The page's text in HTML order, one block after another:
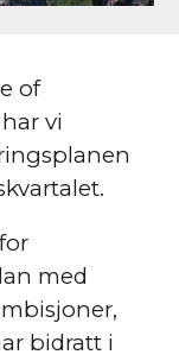
of
vi
med
bidratt i